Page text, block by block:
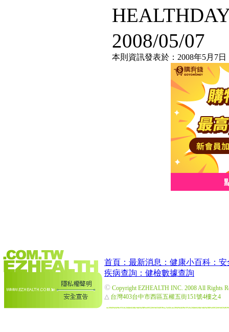
2008/05/07
本則資訊發表於：2008年5月7日
首頁： 最新消息： 健康小百科： 安
疾病查詢： 健檢數據查詢
© Copyright EZHEALTH INC. 2008 All Rights
△ 台灣403台中市西區五權五街151號4樓之4